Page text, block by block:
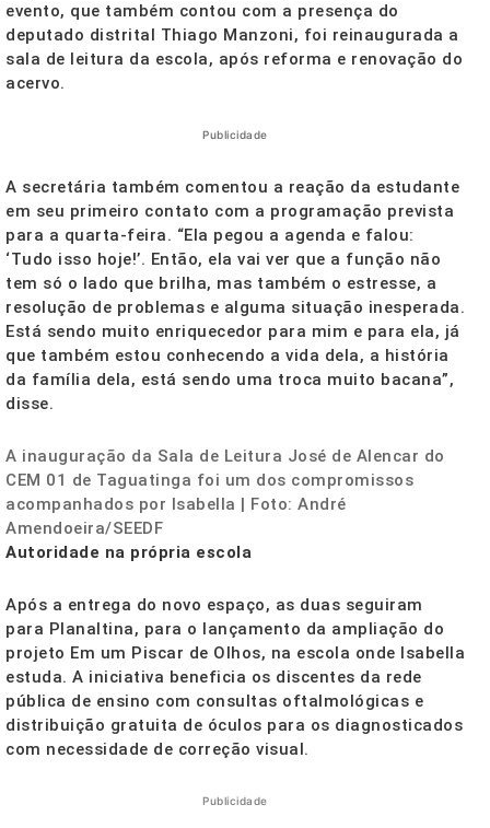
evento, que também contou com a presença do
deputado distrital Thiago Manzoni, foi reinaugurada a
sala de leitura da escola, após reforma e renovação do
acervo.
Publicidade
A secretária também comentou a reação da estudante
em seu primeiro contato com a programação prevista
para a quarta-feira. “Ela pegou a agenda e falou:
‘Tudo isso hoje!’. Então, ela vai ver que a função não
tem só o lado que brilha, mas também o estresse, a
resolução de problemas e alguma situação inesperada.
Está sendo muito enriquecedor para mim e para ela, já
que também estou conhecendo a vida dela, a história
da família dela, está sendo uma troca muito bacana”,
disse.
A inauguração da Sala de Leitura José de Alencar do
CEM 01 de Taguatinga foi um dos compromissos
acompanhados por Isabella | Foto: André
Amendoeira/SEEDF
Autoridade na própria escola
Após a entrega do novo espaço, as duas seguiram
para Planaltina, para o lançamento da ampliação do
projeto Em um Piscar de Olhos, na escola onde Isabella
estuda. A iniciativa beneficia os discentes da rede
pública de ensino com consultas oftalmológicas e
distribuição gratuita de óculos para os diagnosticados
com necessidade de correção visual.
Publicidade